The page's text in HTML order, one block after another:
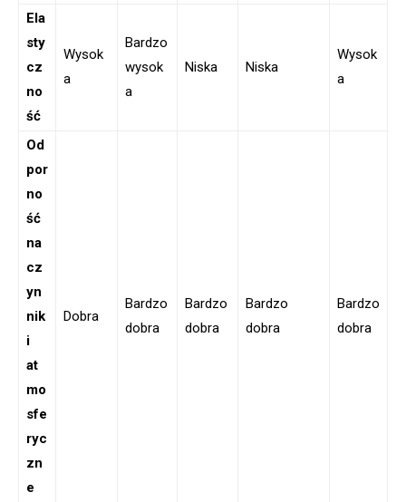
Ela
sty
cz
no
ść
Wysok
a
Bardzo
wysok
a
Niska Niska
Wysok
a
Od
por
no
ść
na
cz
yn
nik
i
at
mo
sfe
ryc
zn
e
Dobra
Bardzo
dobra
Bardzo
dobra
Bardzo
dobra
Bardzo
dobra